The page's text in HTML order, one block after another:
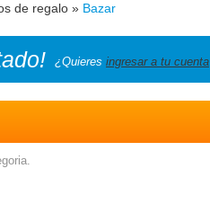
de regalo » Bazar
¿Quieres ingresar a tu cuenta